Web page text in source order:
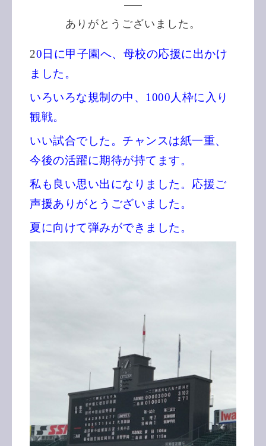
ありがとうございました。
20日に甲子園へ、母校の応援に出かけ
ました。
いろいろな規制の中、1000人枠に入り
観戦。
いい試合でした。チャンスは紙一重、
今後の活躍に期待が持てます。
私も良い思い出になりました。応援ご
声援ありがとうございました。
夏に向けて弾みができました。